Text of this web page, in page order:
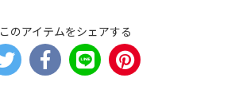
このアイテムをシェアする